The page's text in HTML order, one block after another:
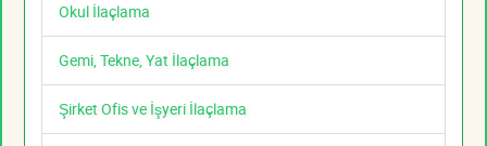
Okul İlaçlama
Gemi, Tekne, Yat İlaçlama
Şirket Ofis ve İşyeri İlaçlama